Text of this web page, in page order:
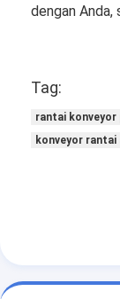
dengan Anda,
Tag:
rantai konveyor
konveyor